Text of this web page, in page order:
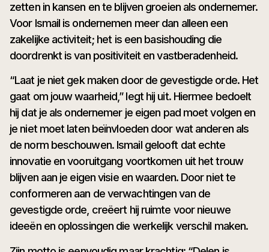
zetten in kansen en te blijven groeien als ondernemer.
Voor Ismail is ondernemen meer dan alleen een
zakelijke activiteit; het is een basishouding die
doordrenkt is van positiviteit en vastberadenheid.
“Laat je niet gek maken door de gevestigde orde. Het
gaat om jouw waarheid,” legt hij uit. Hiermee bedoelt
hij dat je als ondernemer je eigen pad moet volgen en
je niet moet laten beïnvloeden door wat anderen als
de norm beschouwen. Ismail gelooft dat echte
innovatie en vooruitgang voortkomen uit het trouw
blijven aan je eigen visie en waarden. Door niet te
conformeren aan de verwachtingen van de
gevestigde orde, creëert hij ruimte voor nieuwe
ideeën en oplossingen die werkelijk verschil maken.